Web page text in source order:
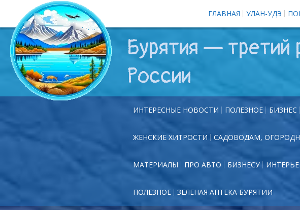
ГЛАВНАЯ УЛАН-УДЭ
Бурятия — третий
России
ИНТЕРЕСНЫЕ НОВОСТИ ПОЛЕЗНОЕ БИЗНЕС
ЖЕНСКИЕ ХИТРОСТИ САДОВОДАМ,
МАТЕРИАЛЫ ПРО АВТО БИЗНЕСУ
ПОЛЕЗНОЕ ЗЕЛЕНАЯ АПТЕКА БУРЯТИИ